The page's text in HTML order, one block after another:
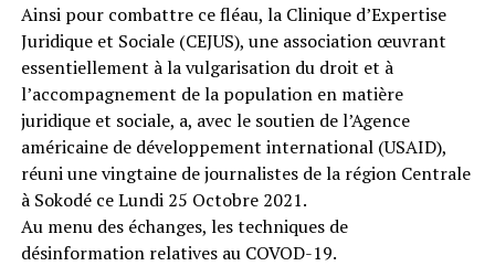
Ainsi pour combattre ce fléau, la Clinique d’Expertise
Juridique et Sociale (CEJUS), une association œuvrant
essentiellement à la vulgarisation du droit et à
l’accompagnement de la population en matière
juridique et sociale, a, avec le soutien de l’Agence
américaine de développement international (USAID),
réuni une vingtaine de journalistes de la région Centrale
à Sokodé ce Lundi 25 Octobre 2021.
Au menu des échanges, les techniques de
désinformation relatives au COVOD-19.